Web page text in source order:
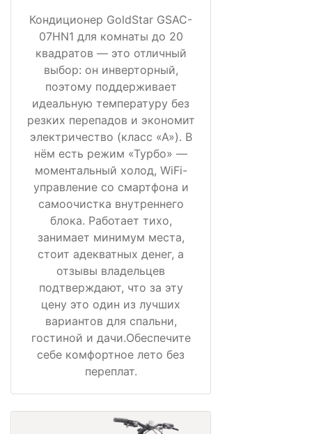
Кондиционер GoldStar GSAC-
07HN1 для комнаты до 20
квадратов — это отличный
выбор: он инверторный,
поэтому поддерживает
идеальную температуру без
резких перепадов и экономит
электричество (класс «А»). В
нём есть режим «Турбо» —
моментальный холод, WiFi-
управление со смартфона и
самоочистка внутреннего
блока. Работает тихо,
занимает минимум места,
стоит адекватных денег, а
отзывы владельцев
подтверждают, что за эту
цену это один из лучших
вариантов для спальни,
гостиной и дачи.Обеспечите
себе комфортное лето без
переплат.